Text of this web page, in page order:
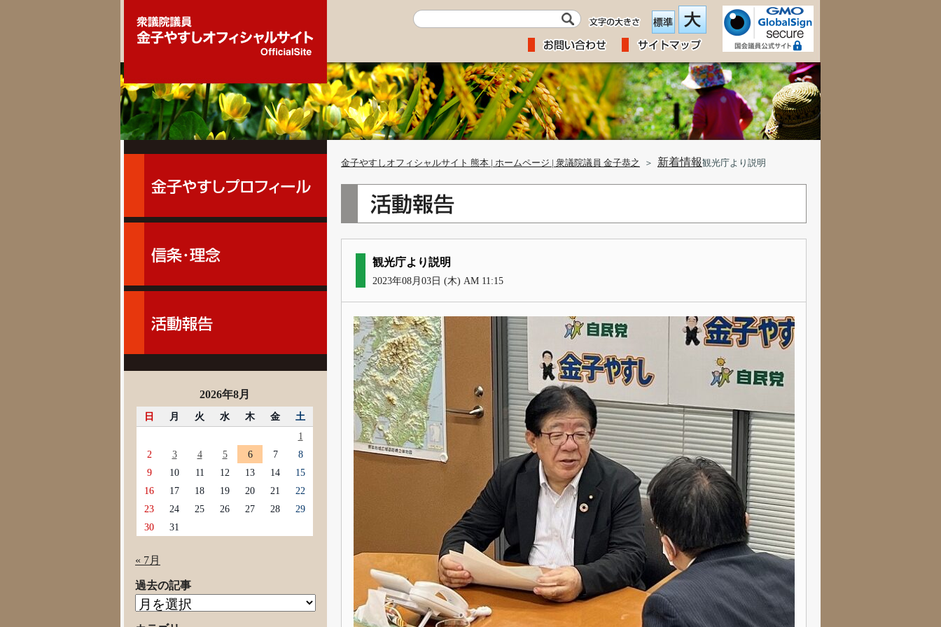
金子やすしオフィシャルサイト 熊本 | ホームページ | 衆議院議員 金子恭之 ＞ 新着情報観光庁より説明
観光庁より説明
2023年08月03日 (木) AM 11:15
2026年8月
日 月 火 水 木 金
土
1
2
3 4 5 6 7
8
9
10 11 12 13 14
15
16
17 18 19 20 21
22
23
24 25 26 27 28
29
30
31
« 7月
過去の記事
過